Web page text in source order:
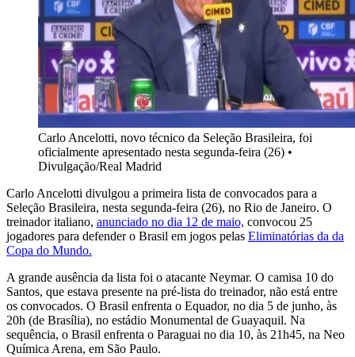
Carlo Ancelotti, novo técnico da Seleção Brasileira, foi
oficialmente apresentado nesta segunda-feira (26) •
Divulgação/Real Madrid
Carlo Ancelotti divulgou a primeira lista de convocados para a
Seleção Brasileira, nesta segunda-feira (26), no Rio de Janeiro. O
treinador italiano, anunciado no dia 12 de maio, convocou 25
jogadores para defender o Brasil em jogos pelas Eliminatórias da da
Copa do Mundo.
A grande ausência da lista foi o atacante Neymar. O camisa 10 do
Santos, que estava presente na pré-lista do treinador, não está entre
os convocados. O Brasil enfrenta o Equador, no dia 5 de junho, às
20h (de Brasília), no estádio Monumental de Guayaquil. Na
sequência, o Brasil enfrenta o Paraguai no dia 10, às 21h45, na Neo
Química Arena, em São Paulo.